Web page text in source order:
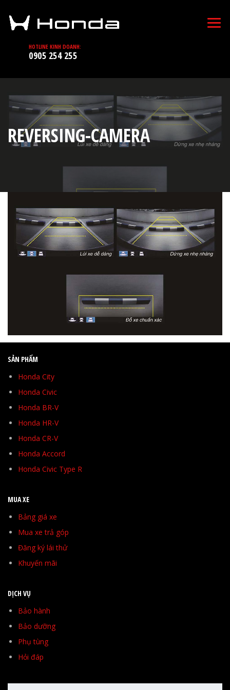
HOTLINE KINH DOANH:
0905 254 255
REVERSING-CAMERA
SẢN PHẨM
Honda City
Honda Civic
Honda BR-V
Honda HR-V
Honda CR-V
Honda Accord
Honda Civic Type R
MUA XE
Bảng giá xe
Mua xe trả góp
Đăng ký lái thử
Khuyến mãi
DỊCH VỤ
Bảo hành
Bảo dưỡng
Phụ tùng
Hỏi đáp